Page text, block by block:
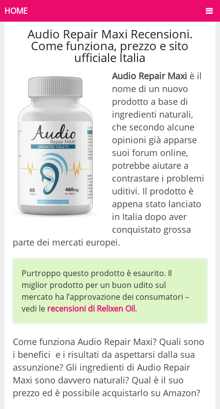
HOME
Audio Repair Maxi Recensioni.
Come funziona, prezzo e sito
ufficiale Italia
Audio Repair Maxi è il
nome di un nuovo
prodotto a base di
ingredienti naturali,
che secondo alcune
opinioni già apparse
suoi forum online,
potrebbe aiutare a
contrastare i problemi
uditivi. Il prodotto è
appena stato lanciato
in Italia dopo aver
conquistato grossa
parte dei mercati europei.
Purtroppo questo prodotto è esaurito. Il
miglior prodotto per un buon udito sul
mercato ha l’approvazione dei consumatori –
vedi le recensioni di Relixen Oil.
Come funziona Audio Repair Maxi? Quali sono
i benefici e i risultati da aspettarsi dalla sua
assunzione? Gli ingredienti di Audio Repair
Maxi sono davvero naturali? Qual è il suo
prezzo ed è possibile acquistarlo su Amazon?